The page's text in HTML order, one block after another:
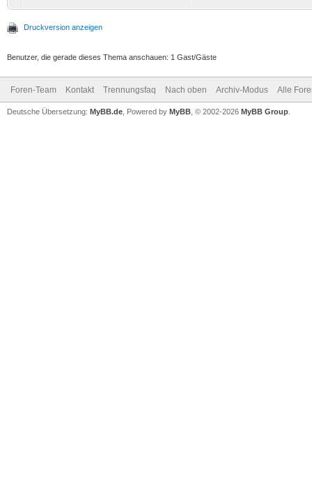
Druckversion anzeigen
Benutzer, die gerade dieses Thema anschauen: 1 Gast/Gäste
Foren-Team Kontakt Trennungsfaq Nach oben Archiv-Modus Alle
Deutsche Übersetzung: MyBB.de , Powered by MyBB , © 2002-2026 MyBB Group